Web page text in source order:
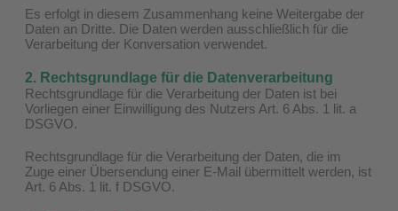
Es erfolgt in diesem Zusammenhang keine Weitergabe der
Daten an Dritte. Die Daten werden ausschließlich für die
Verarbeitung der Konversation verwendet.
2. Rechtsgrundlage für die Datenverarbeitung
Rechtsgrundlage für die Verarbeitung der Daten ist bei
Vorliegen einer Einwilligung des Nutzers Art. 6 Abs. 1 lit. a
DSGVO.
Rechtsgrundlage für die Verarbeitung der Daten, die im
Zuge einer Übersendung einer E-Mail übermittelt werden, ist
Art. 6 Abs. 1 lit. f DSGVO.